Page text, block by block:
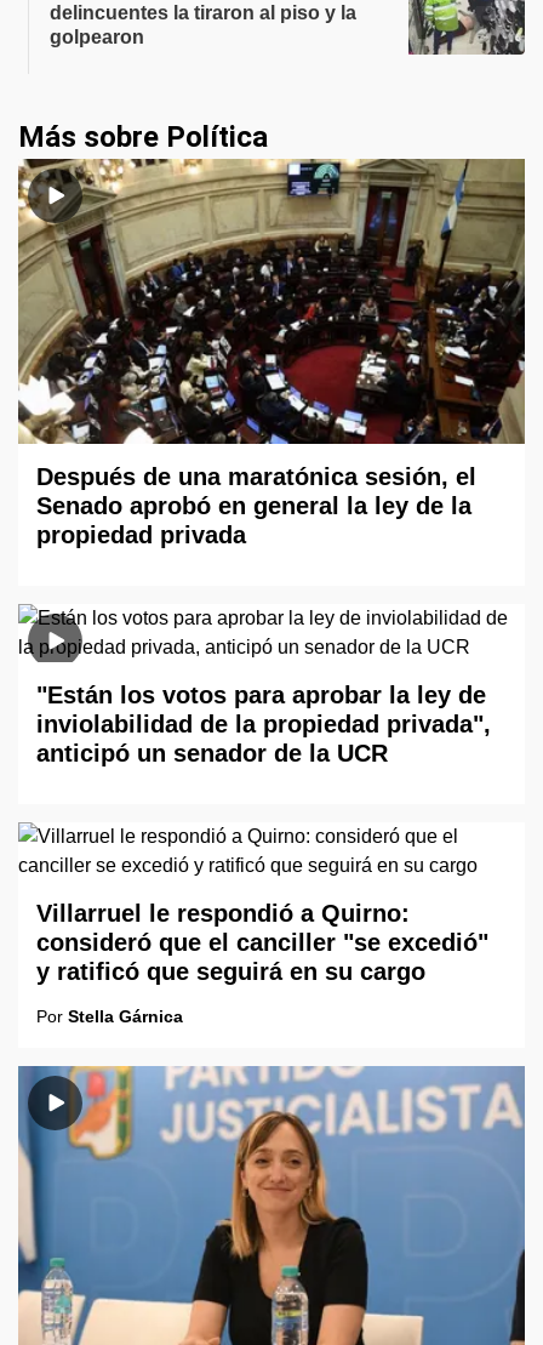
delincuentes la tiraron al piso y la
golpearon
Más sobre Política
Después de una maratónica sesión, el
Senado aprobó en general la ley de la
propiedad privada
"Están los votos para aprobar la ley de
inviolabilidad de la propiedad privada",
anticipó un senador de la UCR
Villarruel le respondió a Quirno:
consideró que el canciller "se excedió"
y ratificó que seguirá en su cargo
Por Stella Gárnica